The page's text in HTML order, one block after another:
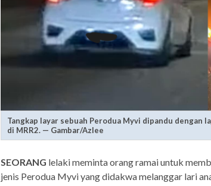
Tangkap layar sebuah Perodua Myvi dipandu dengan
di MRR2. — Gambar/Azlee
SEORANG lelaki meminta orang ramai untuk
jenis Perodua Myvi yang didakwa melanggar lari